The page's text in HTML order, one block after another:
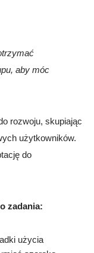
aby móc
rozwoju, skupiając
użytkowników.
do
zadania:
użycia